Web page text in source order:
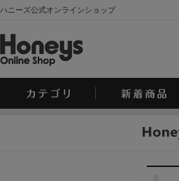
ハニーズ公式オンラインショップ